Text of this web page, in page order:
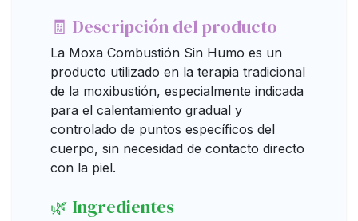
🧾 Descripción del producto
La Moxa Combustión Sin Humo es un
producto utilizado en la terapia tradicional
de la moxibustión, especialmente indicada
para el calentamiento gradual y
controlado de puntos específicos del
cuerpo, sin necesidad de contacto directo
con la piel.
🌿 Ingredientes